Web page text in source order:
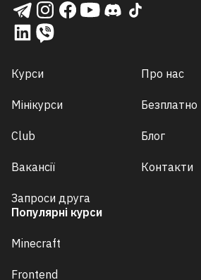
Курси
Мінікурси
Club
Вакансії
Запроси друга
Про нас
Безплатно
Блог
Контакти
Популярні курси
Minecraft
Frontend